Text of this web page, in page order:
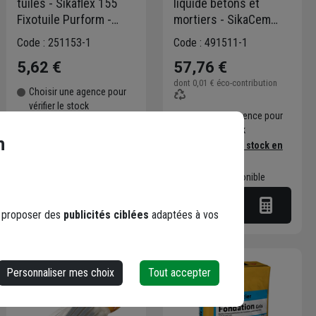
tuiles - Sikaflex 155
Fixotuile Purform -
Terre cuite - recharge
Code : 251153-1
5,62 €
Choisir une agence pour
vérifier le stock
liquide bétons et
mortiers - SikaCem
Hydrofuge Liquide -
Code : 491511-1
57,76 €
dont 0,01 € éco-contribution
Choisir une agence pour
vérifier le stock
Trouver du stock en
Livraison disponible
des publicités ciblées adaptées à vos
Personnaliser mes choix Tout accepter